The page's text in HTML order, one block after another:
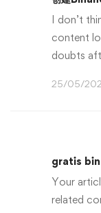
I don’t
content
doubts
25/05/
gratis
Your
related